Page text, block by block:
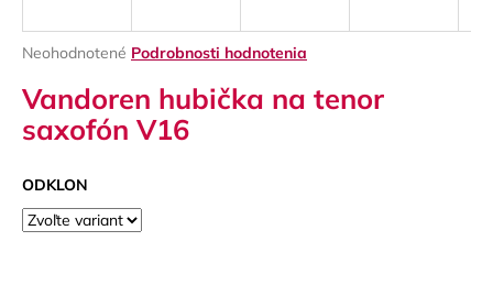
Priemerné
produktu
je
0,0
5
hviezdičiek.
Neohodnotené Podrobnosti hodnotenia
Vandoren hubička na tenor
saxofón V16
ODKLON
ť
?